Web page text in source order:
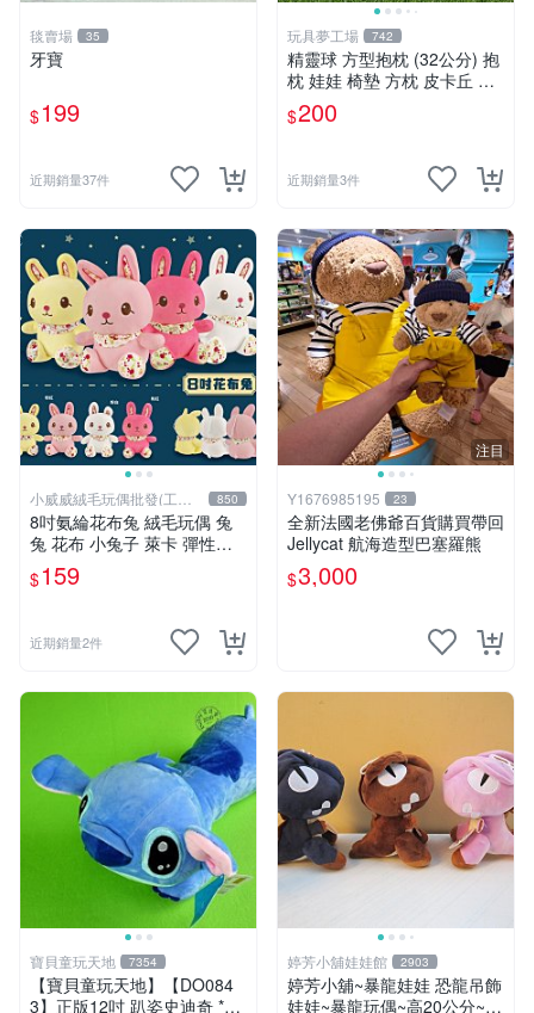
毯賣場 35
牙寶
$199
近期銷量37件
玩具夢工場 742
精靈球 方型抱枕 (32公分) 抱
枕 娃娃 椅墊 方枕 皮卡丘 神
奇寶貝 寶可夢
$200
近期銷量3件
小威威絨毛玩偶批發(工廠
直營)
850
8吋氨綸花布兔 絨毛玩偶 兔
兔 花布 小兔子 萊卡 彈性布
料 娃娃 公仔 交換禮物 安撫
玩偶 超柔軟兔兔玩偶 陪伴玩
$159
近期銷量2件
注目
Y1676985195 23
全新法國老佛爺百貨購買帶回
Jellycat 航海造型巴塞羅熊
$3,000
寶貝童玩天地 7354
【寶貝童玩天地】【DO084
3】正版12吋 趴姿史迪奇 *D
婷芳小舖娃娃館 2903
婷芳小舖~暴龍娃娃 恐龍吊飾
娃娃~暴龍玩偶~高20公分~恐